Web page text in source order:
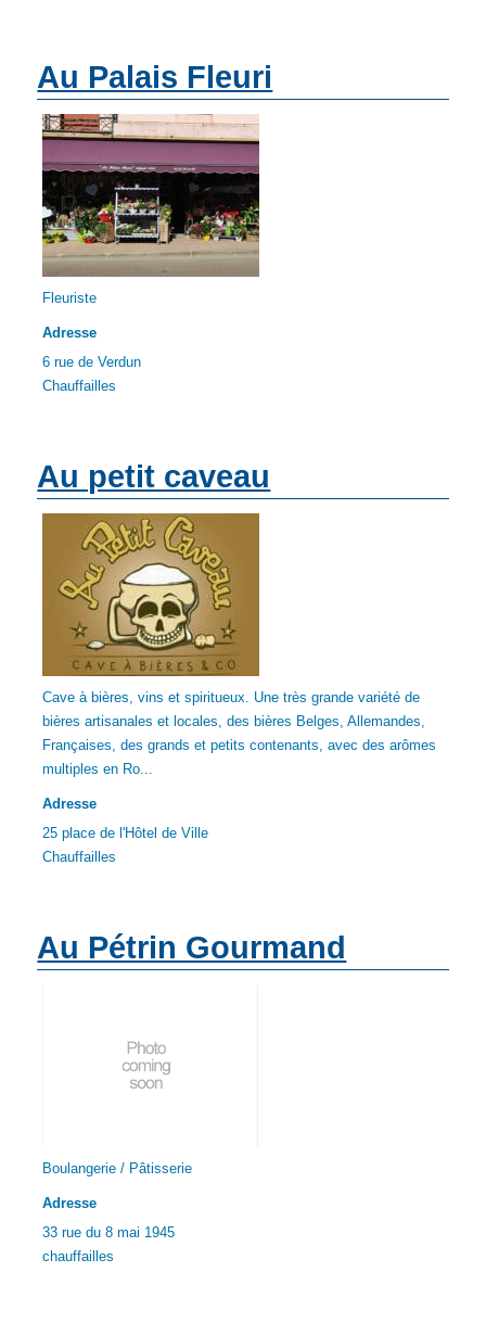
Au Palais Fleuri
Fleuriste
Adresse
6 rue de Verdun
Chauffailles
Au petit caveau
Cave à bières, vins et spiritueux. Une très grande variété de
bières artisanales et locales, des bières Belges, Allemandes,
Françaises, des grands et petits contenants, avec des arômes
multiples en Ro...
Adresse
25 place de l'Hôtel de Ville
Chauffailles
Au Pétrin Gourmand
Boulangerie / Pâtisserie
Adresse
33 rue du 8 mai 1945
chauffailles